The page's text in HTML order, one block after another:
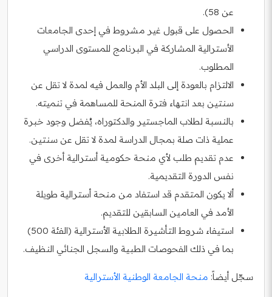
عن 58).
الحصول على قبول غير مشروط في إحدى الجامعات
الأسترالية المشاركة في البرنامج للمستوى الدراسي
المطلوب.
الالتزام بالعودة إلى البلد الأم والعمل فيه لمدة لا تقل عن
سنتين بعد انتهاء فترة المنحة للمساهمة في تنميته.
بالنسبة لطلاب الماجستير والدكتوراه، يُفضل وجود خبرة
عملية ذات صلة بمجال الدراسة لمدة لا تقل عن سنتين.
عدم تقديم طلب لأي منحة حكومية أسترالية أخرى في
نفس الدورة التقديمية.
ألا يكون المتقدم قد استفاد من منحة أسترالية طويلة
الأمد في العامين السابقين للتقديم.
استيفاء شروط التأشيرة الطلابية الأسترالية (الفئة 500)
بما في ذلك الفحوصات الطبية والسجل الجنائي النظيف.
سجّل أيضاً: منحة الجامعة الوطنية الأسترالية